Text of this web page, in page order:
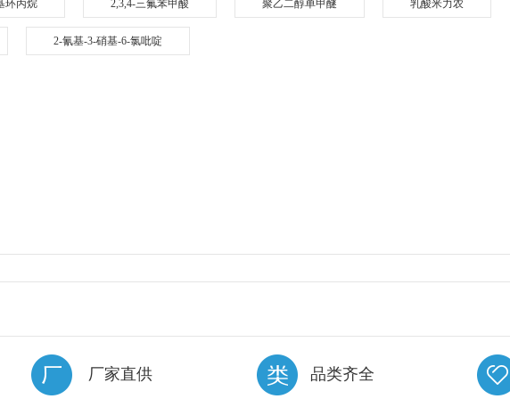
环丙烷 2,3,4-三氟苯甲酸 聚乙二醇单甲醚 乳酸米力农
2-氰基-3-硝基-6-氯吡啶
厂家直供 品类齐全